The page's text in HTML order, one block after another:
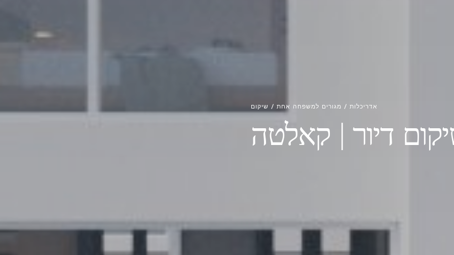
אדריכלות / מגורים למשפחה אחת / שיקום
דיור | קאלטה